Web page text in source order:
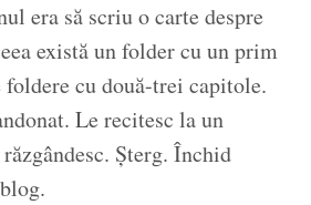
era să scriu o carte despre
există un folder cu un prim
cu două-trei capitole.
Le recitesc la un
Șterg. Închid